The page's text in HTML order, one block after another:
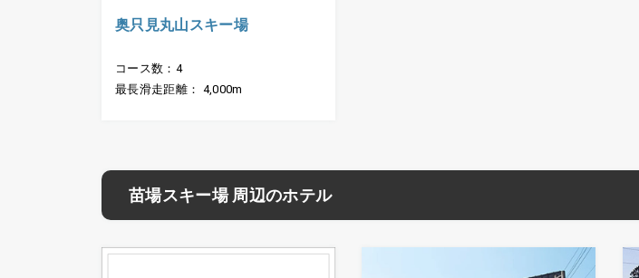
奥只見丸山スキー場
コース数：4
最長滑走距離： 4,000m
苗場スキー場 周辺のホテル